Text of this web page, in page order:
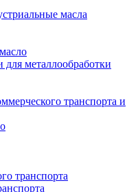
масла
металлообработки
транспорта и
транспорта